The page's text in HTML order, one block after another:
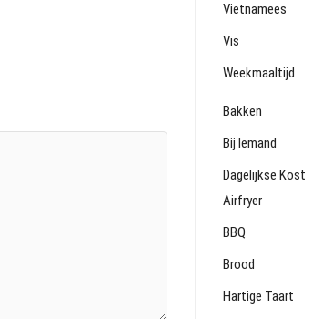
Vietnamees
Vis
Weekmaaltijd
Bakken
Bij Iemand
Dagelijkse Kost
Airfryer
BBQ
Brood
Hartige Taart